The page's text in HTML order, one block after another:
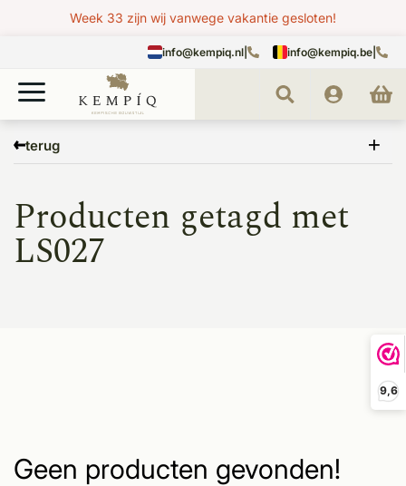
9,6
Week 33 zijn wij vanwege vakantie gesloten!
info@kempiq.nl info@kempiq.be
terug
LS027
Producten getagd met
LS027
Geen producten gevonden!